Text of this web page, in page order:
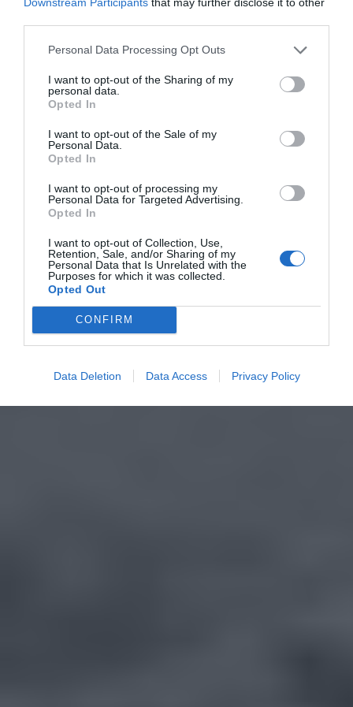
Personal Data Processing Opt Outs
I want to opt-out of the Sharing of my
personal data.
Opted In
I want to opt-out of the Sale of my
Personal Data.
Opted In
I want to opt-out of processing my
Personal Data for Targeted Advertising.
Opted In
I want to opt-out of Collection, Use,
Retention, Sale, and/or Sharing of my
Personal Data that Is Unrelated with the
Purposes for which it was collected.
Opted Out
CONFIRM
Data Deletion Data Access Privacy Policy